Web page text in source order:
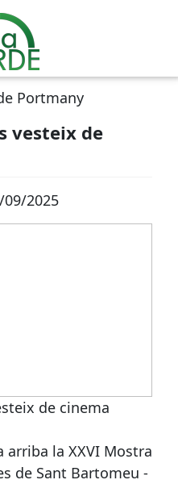
Portmany
vesteix de
09/2025
de cinema
arriba la XXVI Mostra
de Sant Bartomeu -